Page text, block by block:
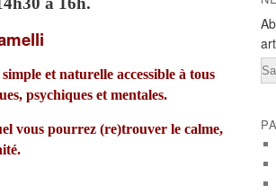
et naturelle accessible à tous
psychiques et mentales.
vous pourrez (re)trouver le calme,